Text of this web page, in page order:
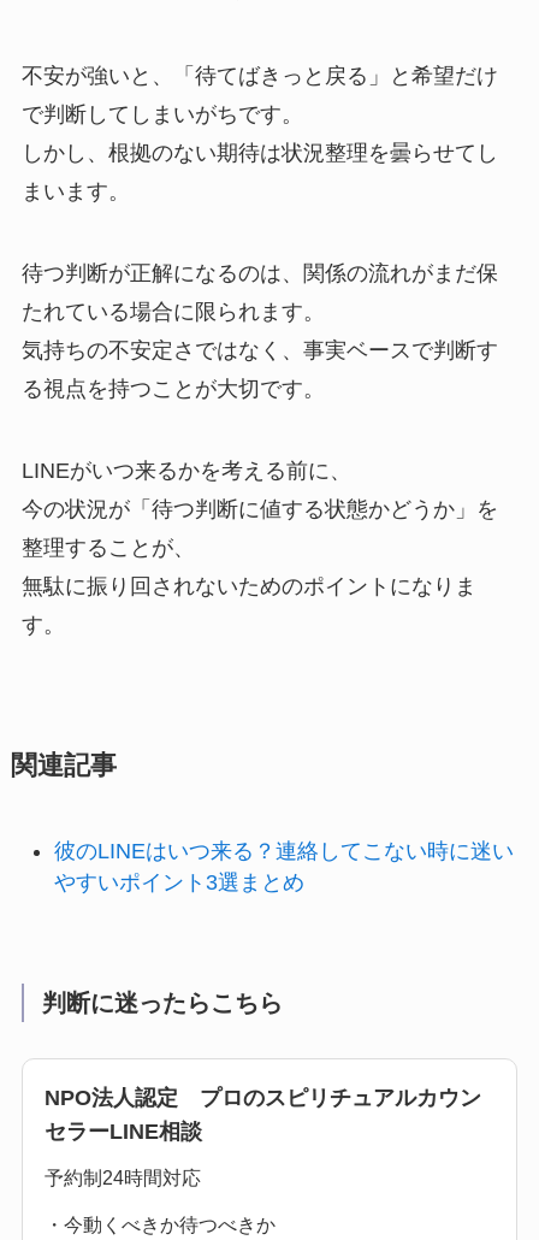
不安が強いと、「待てばきっと戻る」と希望だけ
で判断してしまいがちです。
しかし、根拠のない期待は状況整理を曇らせてし
まいます。
待つ判断が正解になるのは、関係の流れがまだ保
たれている場合に限られます。
気持ちの不安定さではなく、事実ベースで判断す
る視点を持つことが大切です。
LINEがいつ来るかを考える前に、
今の状況が「待つ判断に値する状態かどうか」を
整理することが、
無駄に振り回されないためのポイントになりま
す。
関連記事
彼のLINEはいつ来る？連絡してこない時に迷い
やすいポイント3選まとめ
判断に迷ったらこちら
NPO法人認定 プロのスピリチュアルカウン
セラーLINE相談
予約制24時間対応
・今動くべきか待つべきか